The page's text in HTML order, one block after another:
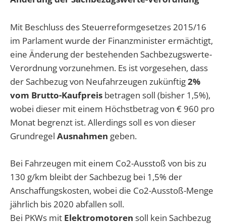
Mit Beschluss des Steuerreformgesetzes 2015/16
im Parlament wurde der Finanzminister ermächtigt,
eine Änderung der bestehenden Sachbezugswerte-
Verordnung vorzunehmen. Es ist vorgesehen, dass
der Sachbezug von Neufahrzeugen zukünftig2%
vom Brutto-Kaufpreis betragen soll (bisher 1,5%),
wobei dieser mit einem Höchstbetrag von € 960 pro
Monat begrenzt ist. Allerdings soll es von dieser
Grundregel Ausnahmen geben.
Bei Fahrzeugen mit einem Co2-Ausstoß von bis zu
130 g/km bleibt der Sachbezug bei 1,5% der
Anschaffungskosten, wobei die Co2-Ausstoß-Menge
jährlich bis 2020 abfallen soll.
Bei PKWs mit Elektromotoren soll kein Sachbezug